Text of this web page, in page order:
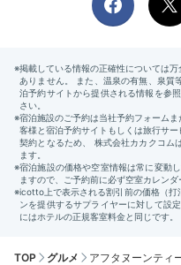
TOP グルメ アフタヌーンティ